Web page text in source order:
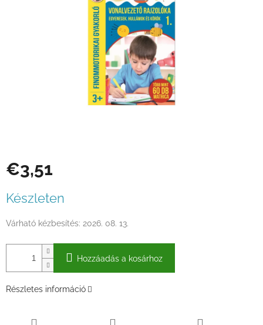
€3,51
Készleten
Várható kézbesítés: 2026. 08. 13.
Hozzáadás a kosárhoz
Részletes információ